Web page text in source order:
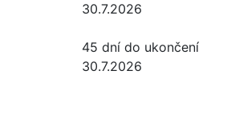
30.7.2026
45 dní do ukončení
30.7.2026